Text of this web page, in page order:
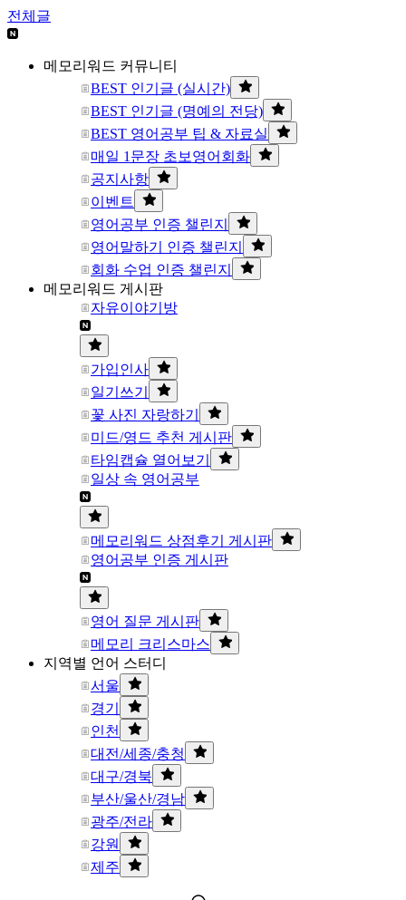
전체글
메모리워드 커뮤니티
BEST 인기글 (실시간)
BEST 인기글 (명예의 전당)
BEST 영어공부 팁 & 자료실
매일 1문장 초보영어회화
공지사항
이벤트
영어공부 인증 챌린지
영어말하기 인증 챌린지
회화 수업 인증 챌린지
메모리워드 게시판
자유이야기방
가입인사
일기쓰기
꽃 사진 자랑하기
미드/영드 추천 게시판
타임캡슐 열어보기
일상 속 영어공부
메모리워드 상점후기 게시판
영어공부 인증 게시판
영어 질문 게시판
메모리 크리스마스
지역별 언어 스터디
서울
경기
인천
대전/세종/충청
대구/경북
부산/울산/경남
광주/전라
강원
제주